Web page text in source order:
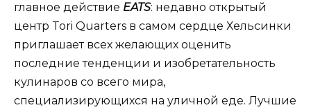
главное действие EATS: недавно открытый
центр Tori Quarters в самом сердце Хельсинки
приглашает всех желающих оценить
последние тенденции и изобретательность
кулинаров со всего мира,
специализирующихся на уличной еде. Лучшие